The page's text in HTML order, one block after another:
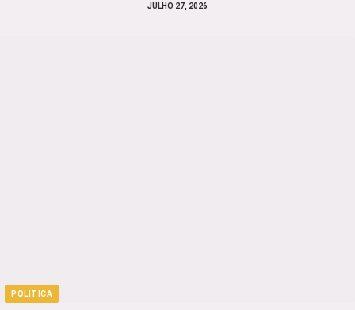
JULHO 27, 2026
POLITICA